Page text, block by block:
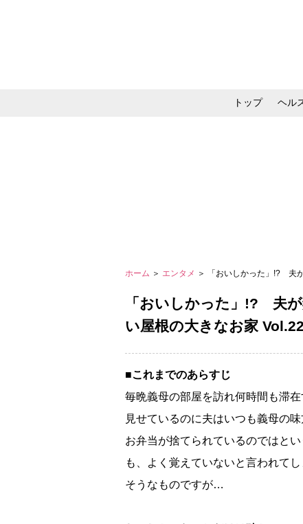
トップ ヘル
ホーム ＞ エンタメ ＞ 「おいしかった」!? 夫
「おいしかった」!? 夫
い屋根の大きなお家 Vol.22
■これまでのあらすじ
毎晩義母の部屋を訪れ何時間も滞
見せているのに夫はいつも義母の
お弁当が捨てられているのではと
も、よく覚えていないと言われて
そうなものですが…